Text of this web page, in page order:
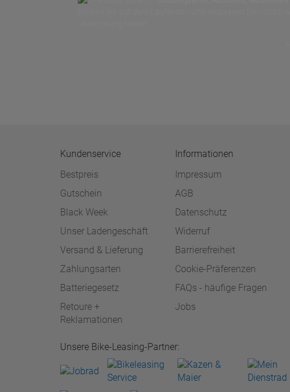
Kundenservice
Bestpreis
Gutschein
Black Week
Unser Ladengeschäft
Versand & Lieferung
Zahlungsarten
Batteriegesetz
Retoure +
Reklamationen
Informationen
Impressum
AGB
Datenschutz
Widerruf
Barrierefreiheit
Cookie-Präferenzen
FAQs - häufige Fragen
Jobs
Unsere Bike-Leasing-Partner: